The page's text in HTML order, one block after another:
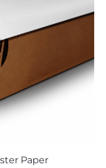
Paper